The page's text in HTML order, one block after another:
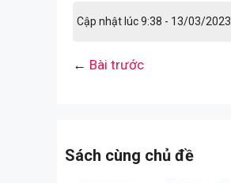
Cập nhật lúc 9:38 - 13/03/2023
← Bài trước
Sách cùng chủ đề